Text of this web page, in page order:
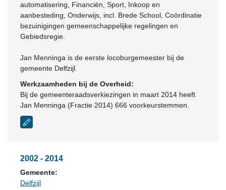
automatisering, Financiën, Sport, Inkoop en
aanbesteding, Onderwijs, incl. Brede School, Coördinatie
bezuinigingen gemeenschappelijke regelingen en
Gebiedsregie.
Jan Menninga is de eerste locoburgemeester bij de
gemeente Delfzijl.
Werkzaamheden bij de Overheid:
Bij de gemeenteraadsverkiezingen in maart 2014 heeft
Jan Menninga (Fractie 2014) 666 voorkeurstemmen.
2002 - 2014
Gemeente:
Delfzijl